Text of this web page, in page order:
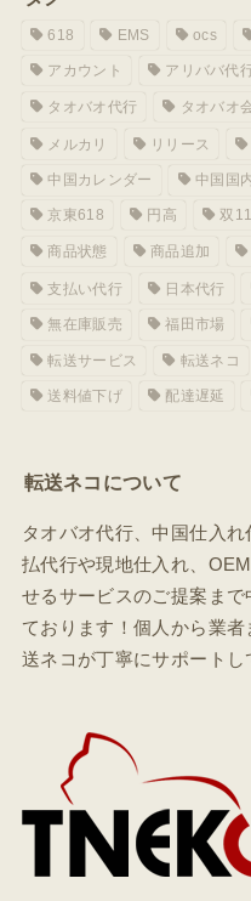
618 EMS ocs
アカウント アリババ代
タオバオ代行 タオバオ
メルカリ リリース
中国カレンダー 中国国
京東618 円高 双11
商品状態 商品追加
支払い代行 日本代行
無在庫販売 福田市場
転送サービス 転送ネコ
送料値下げ 配達遅延
転送ネコについて
タオバオ代行、中国仕入
払代行や現地仕入れ、
せるサービスのご提案ま
ております！個人から業
送ネコが丁寧にサポートし